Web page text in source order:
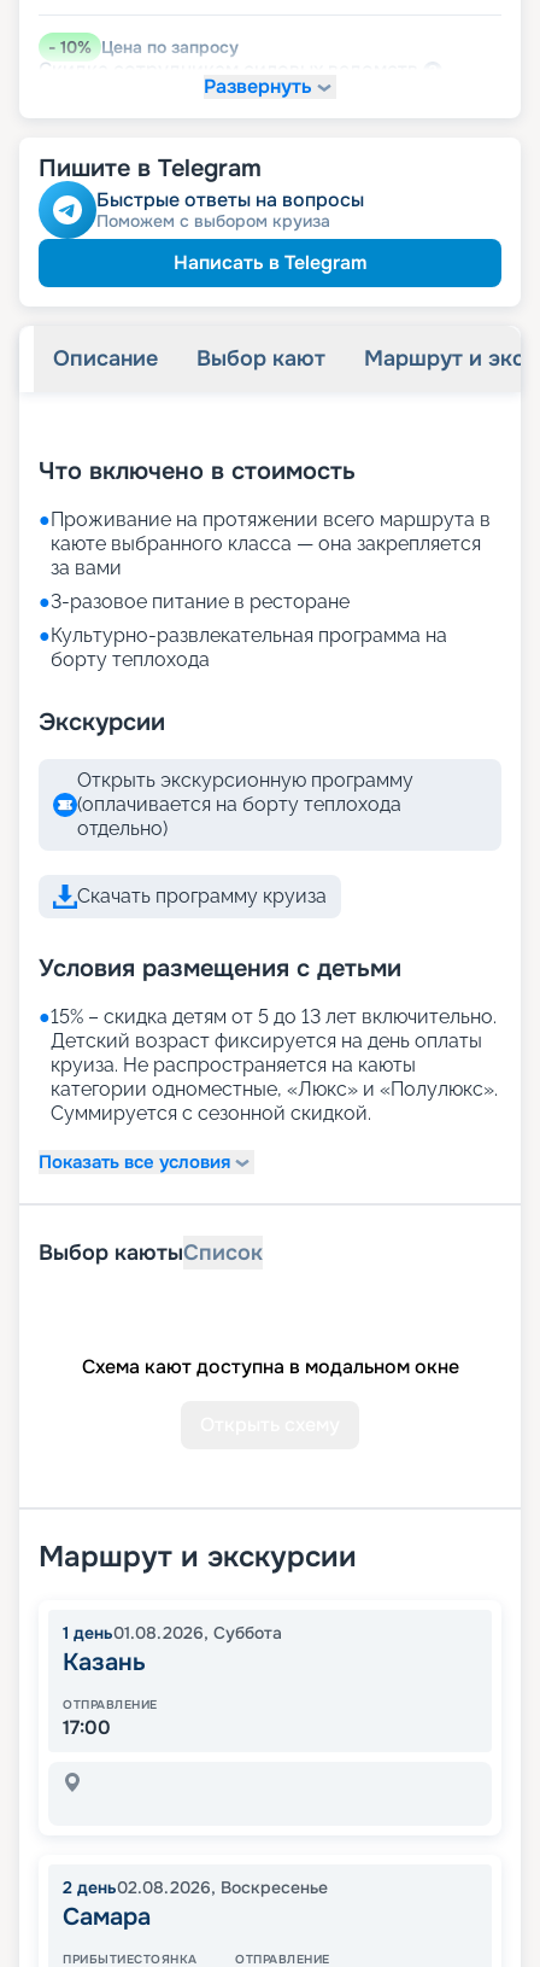
-10% Цена по запросу
Скидка сотрудникам силовых
Скидка пенсионерам
Развернуть
Пишите в Telegram
Быстрые ответы на вопросы
Поможем с выбором круиза
Написать в Telegram
Описание Выбор кают Маршрут и
Что включено в стоимость
●Проживание на протяжении всего маршрута в
каюте выбранного класса — она закрепляется
за вами
●3-разовое питание в ресторане
●Культурно-развлекательная программа на
борту теплохода
Экскурсии
Открыть экскурсионную программу
(оплачивается на борту теплохода
отдельно)
Скачать программу круиза
Условия размещения с детьми
●15% – скидка детям от 5 до 13 лет включительно.
Детский возраст фиксируется на день оплаты
круиза. Не распространяется на каюты
категории одноместные, «Люкс» и «Полулюкс».
Суммируется с сезонной скидкой.
Показать все условия
Выбор каютыСписок
Схема кают доступна в модальном окне
Маршрут и экскурсии
1 день01.08.2026, Суббота
Казань
ОТПРАВЛЕНИЕ
17:00
2 день02.08.2026, Воскресенье
Самара
ПРИБЫТИЕСТОЯНКА ОТПРАВЛЕНИЕ